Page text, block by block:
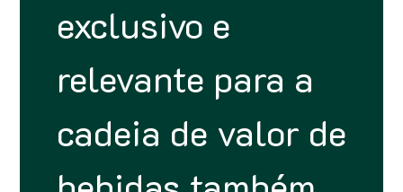
exclusivo e
relevante para a
cadeia de valor de